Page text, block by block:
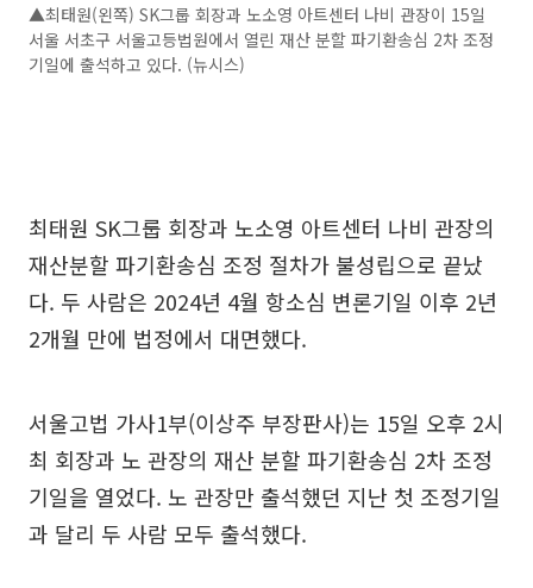
▲최태원(왼쪽) SK그룹 회장과 노소영 아트센터 나비 관장이 15일
서울 서초구 서울고등법원에서 열린 재산 분할 파기환송심 2차 조정
기일에 출석하고 있다. (뉴시스)
최태원 SK그룹 회장과 노소영 아트센터 나비 관장의
재산분할 파기환송심 조정 절차가 불성립으로 끝났
다. 두 사람은 2024년 4월 항소심 변론기일 이후 2년
2개월 만에 법정에서 대면했다.
서울고법 가사1부(이상주 부장판사)는 15일 오후 2시
최 회장과 노 관장의 재산 분할 파기환송심 2차 조정
기일을 열었다. 노 관장만 출석했던 지난 첫 조정기일
과 달리 두 사람 모두 출석했다.